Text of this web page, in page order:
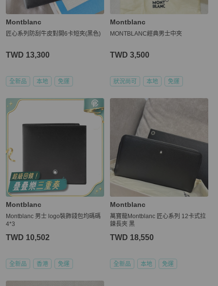
Montblanc
匠心系列防刮牛皮對開6卡短夾(黑色)
TWD 13,300
全新品 本地 免運
Montblanc
MONTBLANC經典男士中夾
TWD 3,500
狀況尚可 本地 免運
Montblanc
Montblanc 男士 logo裝飾錢包均碼碼
4*3
TWD 10,502
全新品 香港 免運
Montblanc
萬寶龍Montblanc 匠心系列 12卡式拉
鍊長夾 黑
TWD 18,550
全新品 本地 免運